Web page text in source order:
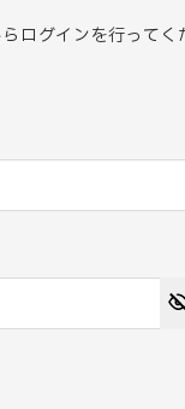
ログインを行ってく